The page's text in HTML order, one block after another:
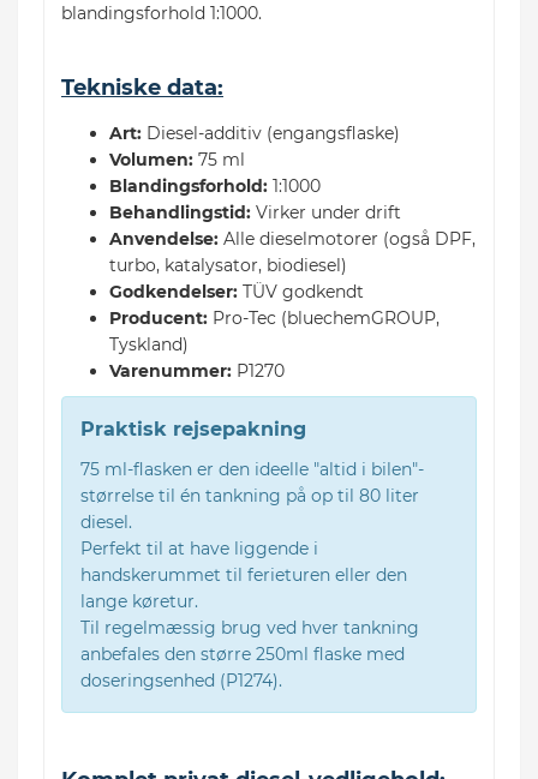
blandingsforhold 1:1000.
Tekniske data:
Art: Diesel-additiv (engangsflaske)
Volumen: 75 ml
Blandingsforhold: 1:1000
Behandlingstid: Virker under drift
Anvendelse: Alle dieselmotorer (også DPF,
turbo, katalysator, biodiesel)
Godkendelser: TÜV godkendt
Producent: Pro-Tec (bluechemGROUP,
Tyskland)
Varenummer: P1270
Praktisk rejsepakning
75 ml-flasken er den ideelle "altid i bilen"-
størrelse til én tankning på op til 80 liter
diesel.
Perfekt til at have liggende i
handskerummet til ferieturen eller den
lange køretur.
Til regelmæssig brug ved hver tankning
anbefales den større 250ml flaske med
doseringsenhed (P1274).